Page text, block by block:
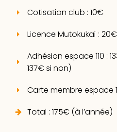
Cotisation club : 10€
Licence Mutokukaï : 20€
Adhésion espace 110 :
137€ si non)
Carte membre espace
Total : 175€ (à l’année)